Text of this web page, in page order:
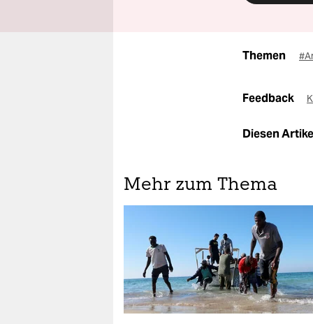
Themen
Feedback
Diesen
Mehr zum Thema